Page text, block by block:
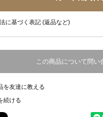
に基づく表記 (返品など)
この商品について問い
を友達に教える
続ける